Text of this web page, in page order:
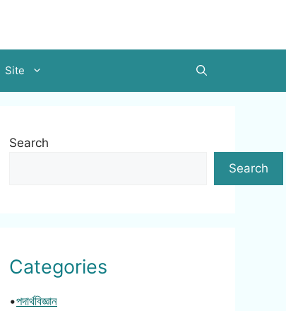
Site
Search
Search
Categories
•পদার্থবিজ্ঞান